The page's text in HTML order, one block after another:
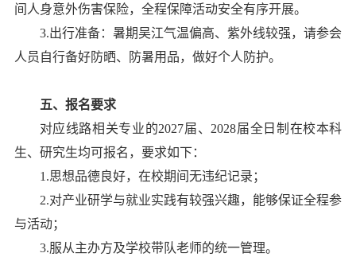
间人身意外伤害保险，全程保障活动安全有序开展。
3.出行准备：暑期吴江气温偏高、紫外线较强，请参会
人员自行备好防晒、防暑用品，做好个人防护。
五、报名要求
对应线路相关专业的2027届、2028届全日制在校本科
生、研究生均可报名，要求如下：
1.思想品德良好，在校期间无违纪记录；
2.对产业研学与就业实践有较强兴趣，能够保证全程参
与活动；
3.服从主办方及学校带队老师的统一管理。